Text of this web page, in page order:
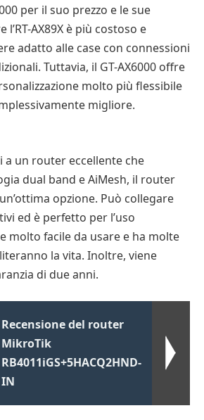
per il suo prezzo e le sue
AX89X è più costoso e
adatto alle case con connessioni
Tuttavia, il GT-AX6000 offre
molto più flessibile
migliore.
a un router eccellente che
dual band e AiMesh, il router
opzione. Può collegare
ed è perfetto per l’uso
molto facile da usare e ha molte
la vita. Inoltre, viene
di due anni.
Recensione del router
MikroTik
RB4011iGS+5HACQ2HND-
IN